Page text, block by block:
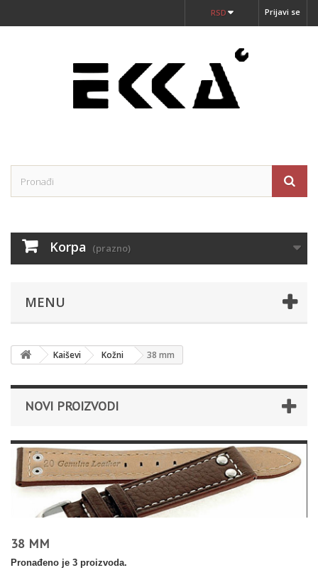
Prijavi se
RSD
Korpa (prazno)
MENU
Kaiševi Kožni 38 mm
NOVI PROIZVODI
38 MM
Pronađeno je 3 proizvoda.